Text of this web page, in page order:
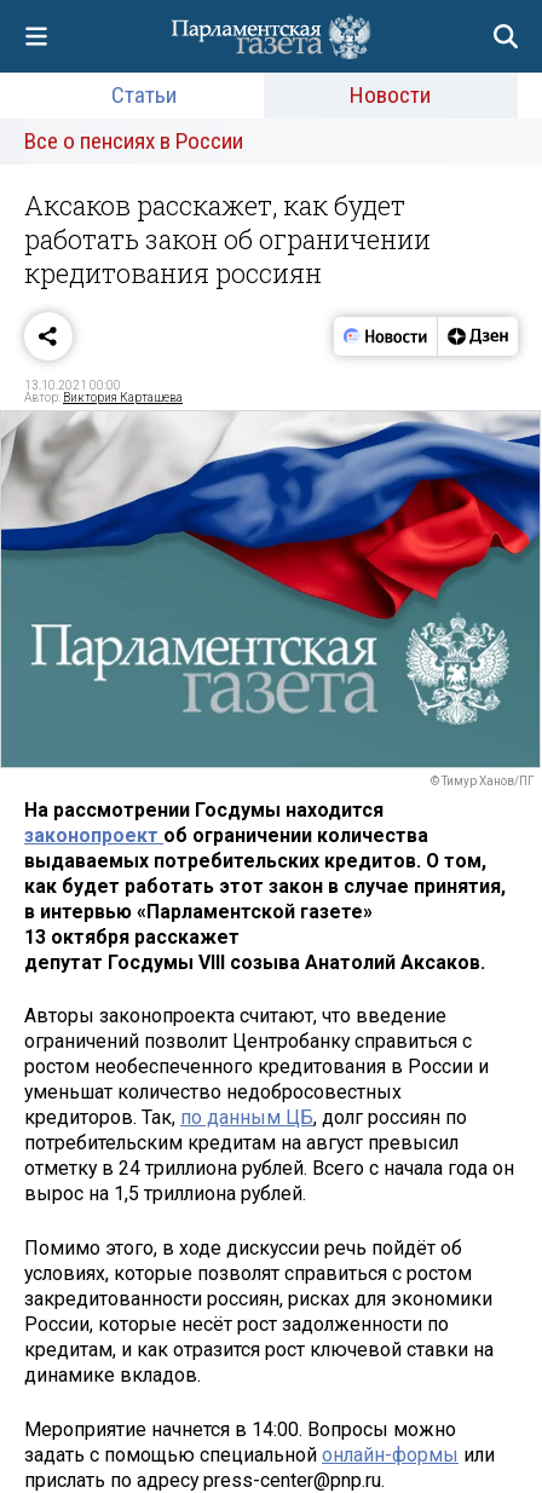
Статьи
Новости
Все о пенсиях в России
Аксаков расскажет, как будет
работать закон об ограничении
кредитования россиян
13.10.2021 00:00
Автор: Виктория Карташева
© Тимур Ханов/ПГ
На рассмотрении Госдумы находится
законопроект об ограничении количества
выдаваемых потребительских кредитов. О том,
как будет работать этот закон в случае принятия,
в интервью «Парламентской газете»
13 октября расскажет
депутат Госдумы VIII созыва Анатолий Аксаков.
Авторы законопроекта считают, что введение
ограничений позволит Центробанку справиться с
ростом необеспеченного кредитования в России и
уменьшат количество недобросовестных
кредиторов. Так, по данным ЦБ, долг россиян по
потребительским кредитам на август превысил
отметку в 24 триллиона рублей. Всего с начала года он
вырос на 1,5 триллиона рублей.
Помимо этого, в ходе дискуссии речь пойдёт об
условиях, которые позволят справиться с ростом
закредитованности россиян, рисках для экономики
России, которые несёт рост задолженности по
кредитам, и как отразится рост ключевой ставки на
динамике вкладов.
Мероприятие начнется в 14:00. Вопросы можно
задать с помощью специальной онлайн-формы или
прислать по адресу press-center@pnp.ru.